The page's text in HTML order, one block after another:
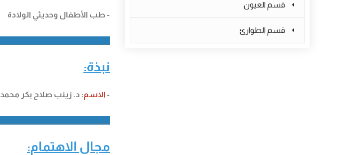
- طب الأطفال وحديثي الولادة
نبذة:
- الاسم: د. زينب صلاح بكر محمد
مجال الاهتمام:
قسم العيون
قسم الطوارئ